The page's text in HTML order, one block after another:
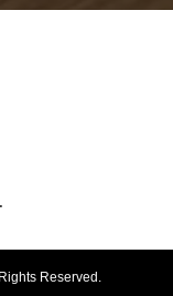
Reserved.